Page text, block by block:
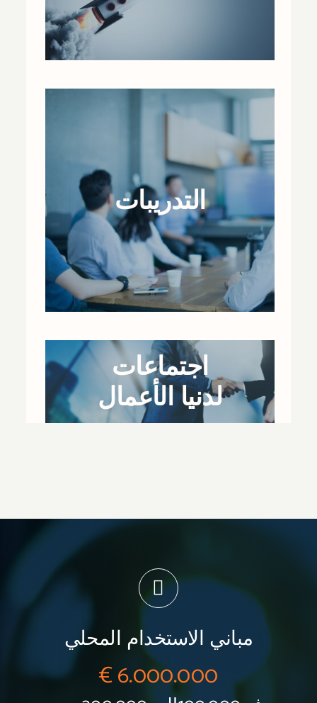
التدريبات
اجتماعات
لدنيا الأعمال
مباني الاستخدام المحلي
6.000.000 €